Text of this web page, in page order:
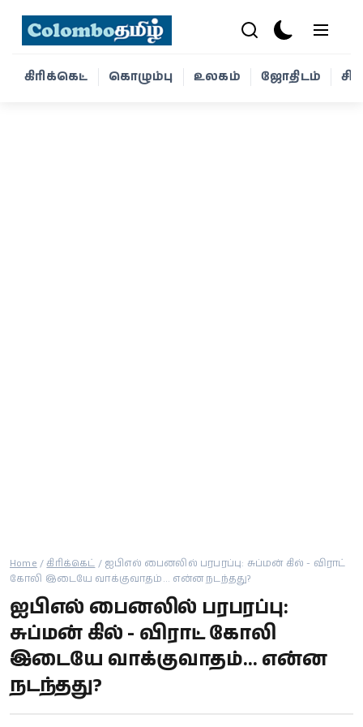
கிரிக்கெட் கொழும்பு உலகம் ஜோதிடம்
Home / கிரிக்கெட் / ஐபிஎல் பைனலில் பரபரப்பு: சுப்மன் கில் - விராட்
கோலி இடையே வாக்குவாதம்... என்ன நடந்தது?
ஐபிஎல் பைனலில் பரபரப்பு:
சுப்மன் கில் - விராட் கோலி
இடையே வாக்குவாதம்... என்ன
நடந்தது?